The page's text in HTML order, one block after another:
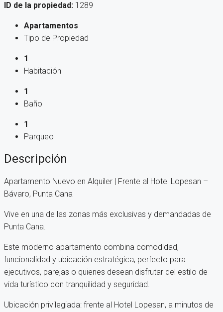
ID de la propiedad: 1289
Apartamentos
Tipo de Propiedad
1
Habitación
1
Baño
1
Parqueo
Descripción
Apartamento Nuevo en Alquiler | Frente al Hotel Lopesan –
Bávaro, Punta Cana
Vive en una de las zonas más exclusivas y demandadas de
Punta Cana.
Este moderno apartamento combina comodidad,
funcionalidad y ubicación estratégica, perfecto para
ejecutivos, parejas o quienes desean disfrutar del estilo de
vida turístico con tranquilidad y seguridad.
Ubicación privilegiada: frente al Hotel Lopesan, a minutos de